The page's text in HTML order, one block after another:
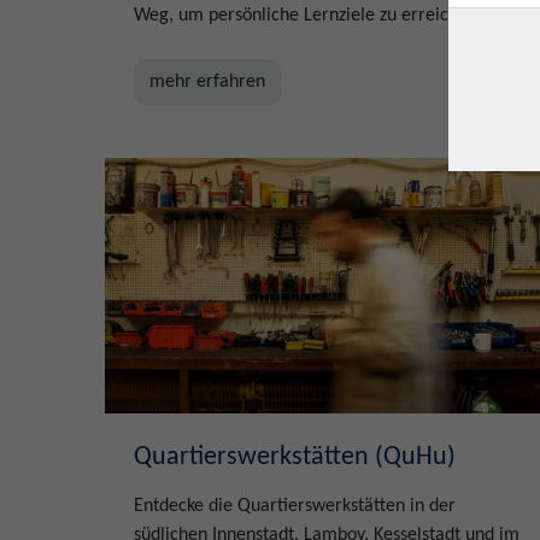
Weg, um persönliche Lernziele zu erreichen.
mehr erfahren
Quartierswerkstätten (QuHu)
Entdecke die Quartierswerkstätten in der
südlichen Innenstadt, Lamboy, Kesselstadt und im